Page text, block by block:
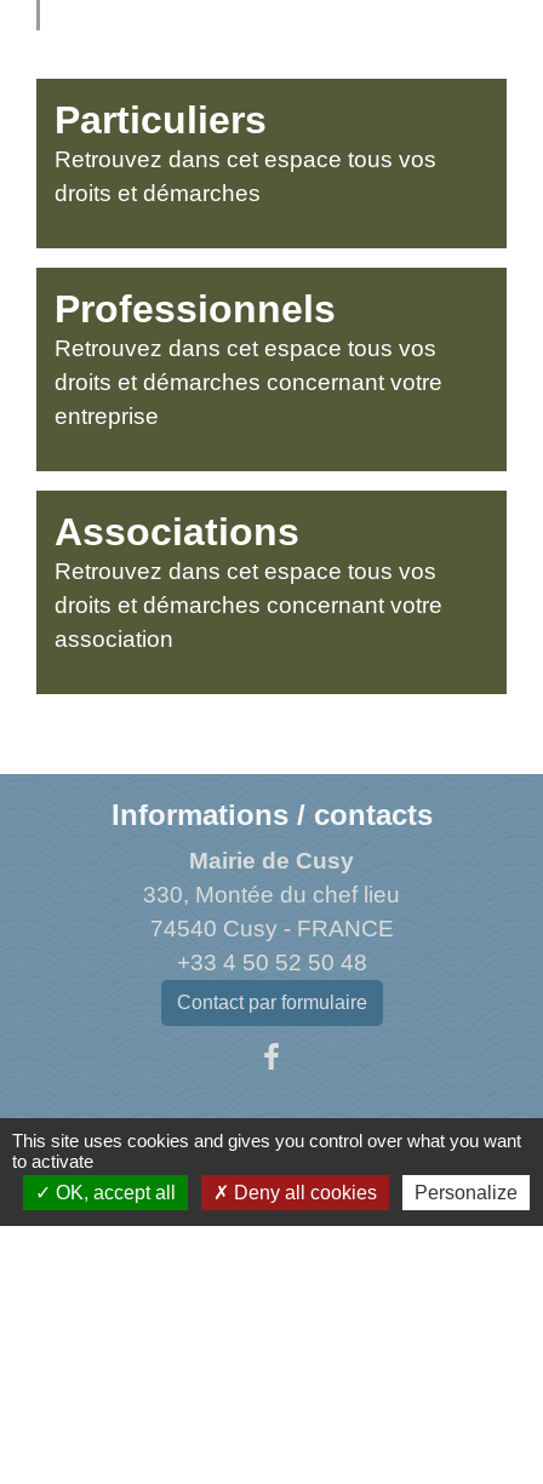
Particuliers
Retrouvez dans cet espace tous vos
droits et démarches
Professionnels
Retrouvez dans cet espace tous vos
droits et démarches concernant votre
entreprise
Associations
Retrouvez dans cet espace tous vos
droits et démarches concernant votre
association
Informations / contacts
Mairie de Cusy
330, Montée du chef lieu
74540 Cusy - FRANCE
+33 4 50 52 50 48
Contact par formulaire
Liens
Agence Dép. d'Informations sur le Logement
This site uses cookies and gives you control over what you want
to activate
OK, accept all
Deny all cookies Personalize